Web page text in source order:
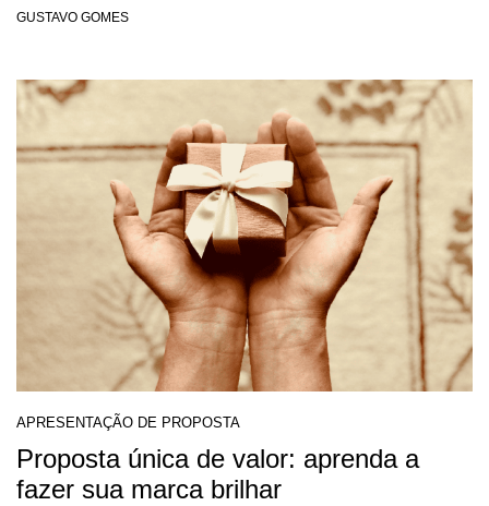
GUSTAVO GOMES
APRESENTAÇÃO DE PROPOSTA
Proposta única de valor: aprenda a
fazer sua marca brilhar